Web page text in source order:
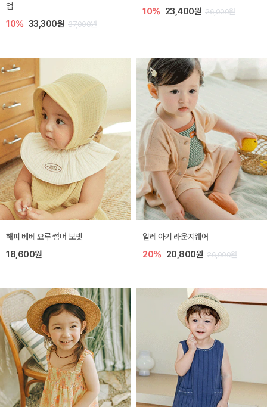
업
10% 33,300원 37,000원
10% 23,400원 26,000원
해피 베베 요루 썸머 보넷
18,600원
알레 아기 라운지웨어
20% 20,800원 26,000원